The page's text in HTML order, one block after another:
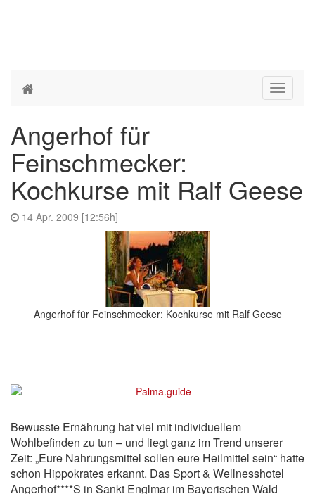
Toggle
Angerhof für
Feinschmecker:
Kochkurse mit Ralf Geese
14 Apr. 2009 [12:56h]
Angerhof für Feinschmecker: Kochkurse mit Ralf Geese
Bewusste Ernährung hat viel mit individuellem
Wohlbefinden zu tun – und liegt ganz im Trend unserer
Zeit: „Eure Nahrungsmittel sollen eure Heilmittel sein“ hatte
schon Hippokrates erkannt. Das Sport & Wellnesshotel
Angerhof****S in Sankt Englmar im Bayerischen Wald